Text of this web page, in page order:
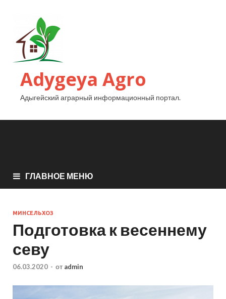
Adygeya Agro
Адыгейский аграрный информационный портал.
ГЛАВНОЕ МЕНЮ
МИНСЕЛЬХОЗ
Подготовка к весеннему
севу
06.03.2020 - от admin